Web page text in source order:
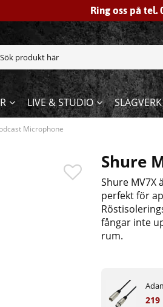
Ring oss på tel.
LIVE & STUDIO SLAGVERK
Microphone
Shure
Shure MV7X
perfekt för
fångar inte
rum.